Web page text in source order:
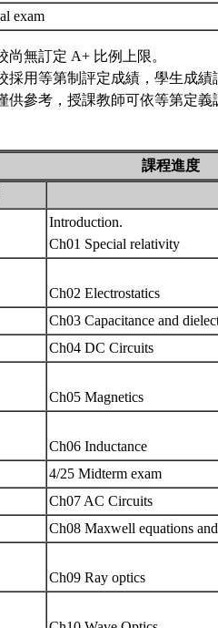
exam
尚無訂定 A+ 比例上限。
採用等第制評定成績，學生成
供參考，授課教師可依等第定
課程進度
Introduction.
Ch01 Special relativity
Ch02 Electrostatics
Ch03 Capacitance and
Ch04 DC Circuits
Ch05 Magnetics
Ch06 Inductance
4/25 Midterm exam
Ch07 AC Circuits
Ch08 Maxwell equations
Ch09 Ray optics